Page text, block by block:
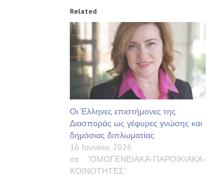
Related
Οι Έλληνες επιστήμονες της
Διασποράς ως γέφυρες γνώσης και
δημόσιας διπλωματίας
16 Ιουνίου, 2026
σε "ΟΜΟΓΕΝΕΙΑΚΑ-ΠΑΡΟΙΚΙΑΚΑ-
ΚΟΙΝΟΤΗΤΕΣ"